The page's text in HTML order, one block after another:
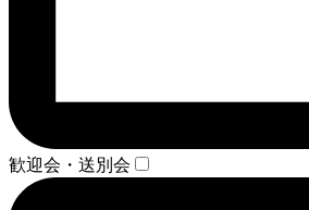
歓迎会・送別会